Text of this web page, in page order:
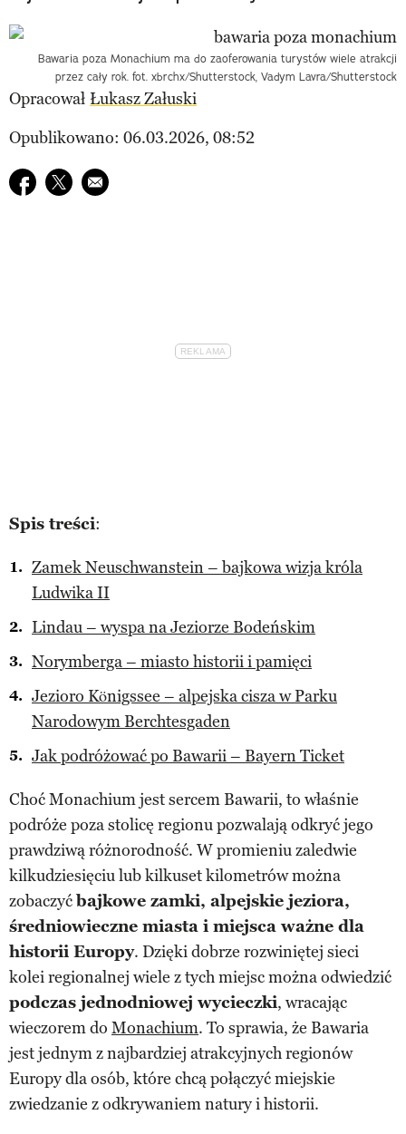
Bawaria poza Monachium ma do zaoferowania turystów wiele atrakcji
przez cały rok. fot. xbrchx/Shutterstock, Vadym Lavra/Shutterstock
Opracował Łukasz Załuski
Opublikowano: 06.03.2026, 08:52
Udostępnij na facebook
Udostępnij na twitter
E-mail do przyjaciela
Spis treści:
Zamek Neuschwanstein – bajkowa wizja króla
Ludwika II
Lindau – wyspa na Jeziorze Bodeńskim
Norymberga – miasto historii i pamięci
Jezioro Königssee – alpejska cisza w Parku
Narodowym Berchtesgaden
Jak podróżować po Bawarii – Bayern Ticket
Choć Monachium jest sercem Bawarii, to właśnie
podróże poza stolicę regionu pozwalają odkryć jego
prawdziwą różnorodność. W promieniu zaledwie
kilkudziesięciu lub kilkuset kilometrów można
zobaczyćbajkowe zamki, alpejskie jeziora,
średniowieczne miasta i miejsca ważne dla
historii Europy. Dzięki dobrze rozwiniętej sieci
kolei regionalnej wiele z tych miejsc można odwiedzić
podczas jednodniowej wycieczki, wracając
wieczorem do Monachium. To sprawia, że Bawaria
jest jednym z najbardziej atrakcyjnych regionów
Europy dla osób, które chcą połączyć miejskie
zwiedzanie z odkrywaniem natury i historii.